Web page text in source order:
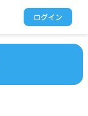
ログイン